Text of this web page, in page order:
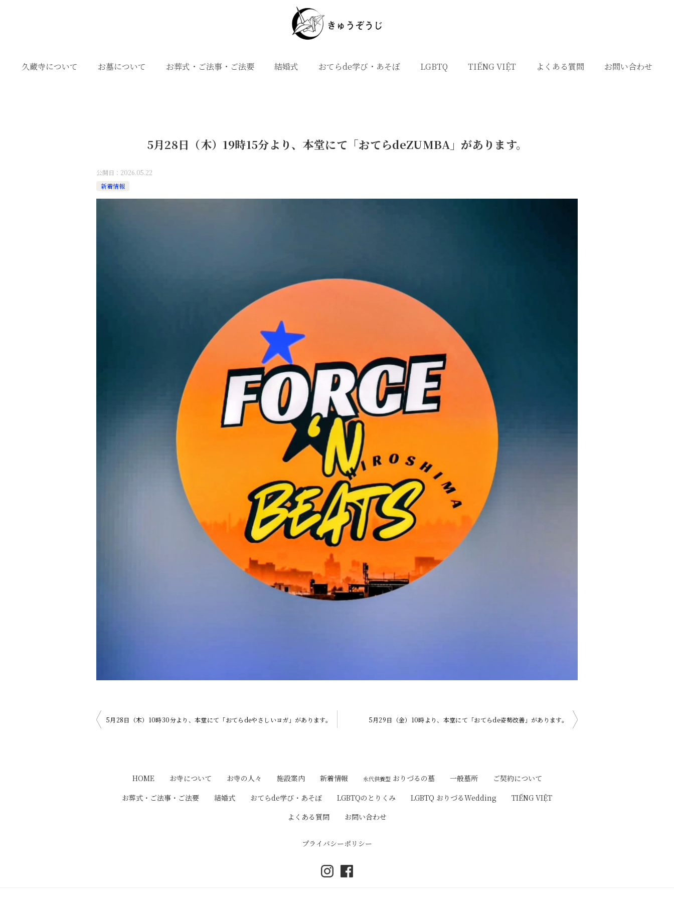
久蔵寺について お墓について お葬式・ご法事・ご法要 結婚式 おてらde学び・あそぼ LGBTQ TIẾNG VIỆT よくある質問 お問い合わせ
5月28日（木）19時15分より、本堂にて「おてらdeZUMBA」があります。
公開日： 2026.05.22
新着情報
投5月28日（木）10時30分より、本堂にて「おてらdeやさしいヨガ」があります。 5月29日（金）10時より、本堂にて「おてらde姿勢改善」があります。
HOME お寺について お寺の人々 施設案内 新着情報 永代供養型 おりづるの墓 一般墓所
ご契約について
お葬式・ご法事・ご法要
結婚式 おてらde学び・あそぼ LGBTQのとりくみ LGBTQ おりづるWedding
TIẾNG VIỆT
よくある質問
お問い合わせ
プライバシーポリシー